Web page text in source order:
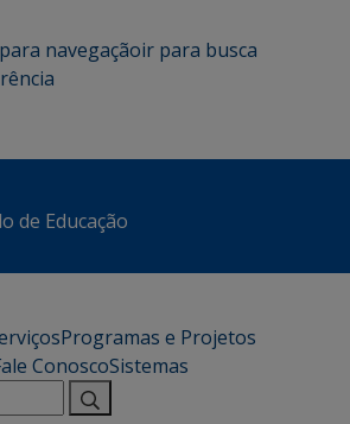
navegaçãoir para busca
de Educação
Programas e Projetos
ConoscoSistemas